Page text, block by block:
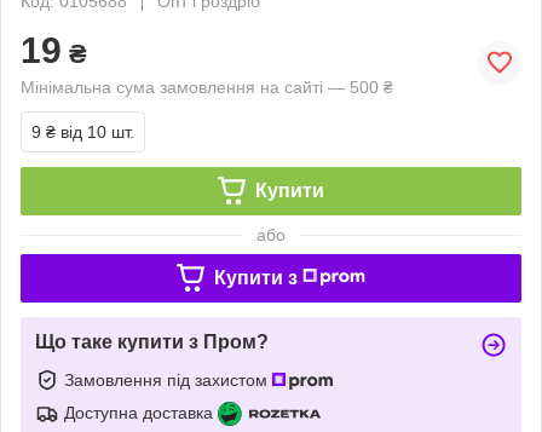
19 ₴
Мінімальна сума замовлення на сайті — 500 ₴
9 ₴ від 10 шт.
Купити
або
Купити з
Що таке купити з Пром?
Замовлення під захистом
Доступна доставка